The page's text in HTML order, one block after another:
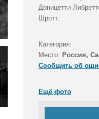
Доницетти
Шротт.
Категория:
Место: Россия,
Сообщить об
Ещё фото